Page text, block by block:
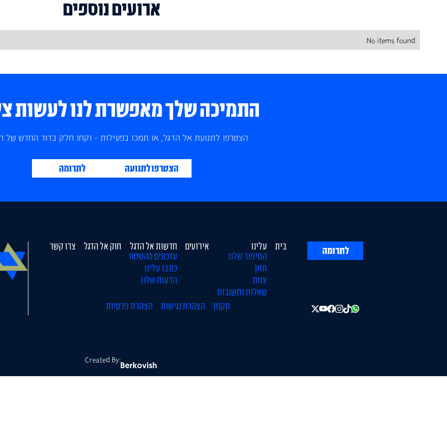
ארועים נוספים
No items found.
התמיכה שלך מאפשרת לנו לעשות
הצטרפו לתנועת אל הדגל, או תמכו בפעילות - וקחו חלק בדור החדש של
הצטרפו לתנועה לתרומה
בית
עלינו
הסיפור שלנו
חזון
צוות
שאלות ותשובות
אירועים
חדשות אל הדגל
עדכונים מהשטח
כתבו עלינו
הדעות שלנו
חוק אל הדגל צרו קשר
תקנון הצהרת נגישות הצהרת פרטיות
לתרומה
Created By: